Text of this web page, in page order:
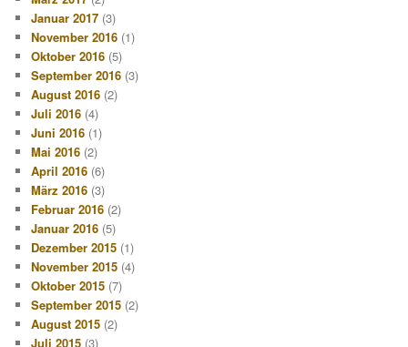
Januar 2017 (3)
November 2016 (1)
Oktober 2016 (5)
September 2016 (3)
August 2016 (2)
Juli 2016 (4)
Juni 2016 (1)
Mai 2016 (2)
April 2016 (6)
März 2016 (3)
Februar 2016 (2)
Januar 2016 (5)
Dezember 2015 (1)
November 2015 (4)
Oktober 2015 (7)
September 2015 (2)
August 2015 (2)
Juli 2015 (3)